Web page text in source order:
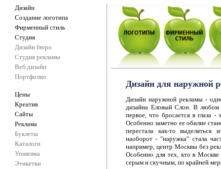
Дизайн
Создание логотипа
Фирменный стиль
Студия
Дизайн бюро
Студия рекламы
Веб дизайн
Портфолио
Цены
Креатив
Сайты
Реклама
Буклеты
Каталоги
Упаковка
Этикетки
Дизайн для наружной
Дизайн наружной рекламы -
дизайна Еловый Слон. В любом
первое, что бросается в глаза
Особенно заметно ее обилие
перестала как-то
наоборот - "наружка" стала
например, центр Москвы без
Особенно для тех, кто в
серым и скучным, по крайней